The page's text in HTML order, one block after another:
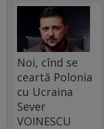
Noi, cînd se
ceartă Polonia
cu Ucraina
Sever
VOINESCU